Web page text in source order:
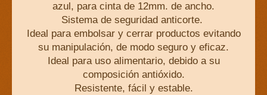
azul, para cinta de 12mm. de ancho.
Sistema de seguridad anticorte.
Ideal para embolsar y cerrar productos evitando
su manipulación, de modo seguro y eficaz.
Ideal para uso alimentario, debido a su
composición antióxido.
Resistente, fácil y estable.